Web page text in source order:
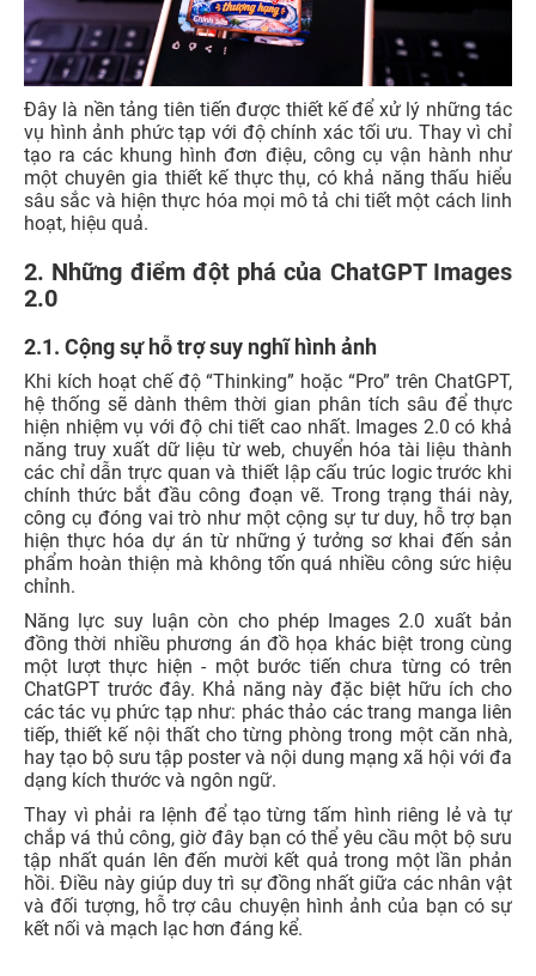
Đây là nền tảng tiên tiến được thiết kế để xử lý những tác
vụ hình ảnh phức tạp với độ chính xác tối ưu. Thay vì chỉ
tạo ra các khung hình đơn điệu, công cụ vận hành như
một chuyên gia thiết kế thực thụ, có khả năng thấu hiểu
sâu sắc và hiện thực hóa mọi mô tả chi tiết một cách linh
hoạt, hiệu quả.
2. Những điểm đột phá của ChatGPT Images
2.0
2.1. Cộng sự hỗ trợ suy nghĩ hình ảnh
Khi kích hoạt chế độ “Thinking” hoặc “Pro” trên ChatGPT,
hệ thống sẽ dành thêm thời gian phân tích sâu để thực
hiện nhiệm vụ với độ chi tiết cao nhất. Images 2.0 có khả
năng truy xuất dữ liệu từ web, chuyển hóa tài liệu thành
các chỉ dẫn trực quan và thiết lập cấu trúc logic trước khi
chính thức bắt đầu công đoạn vẽ. Trong trạng thái này,
công cụ đóng vai trò như một cộng sự tư duy, hỗ trợ bạn
hiện thực hóa dự án từ những ý tưởng sơ khai đến sản
phẩm hoàn thiện mà không tốn quá nhiều công sức hiệu
chỉnh.
Năng lực suy luận còn cho phép Images 2.0 xuất bản
đồng thời nhiều phương án đồ họa khác biệt trong cùng
một lượt thực hiện - một bước tiến chưa từng có trên
ChatGPT trước đây. Khả năng này đặc biệt hữu ích cho
các tác vụ phức tạp như: phác thảo các trang manga liên
tiếp, thiết kế nội thất cho từng phòng trong một căn nhà,
hay tạo bộ sưu tập poster và nội dung mạng xã hội với đa
dạng kích thước và ngôn ngữ.
Thay vì phải ra lệnh để tạo từng tấm hình riêng lẻ và tự
chắp vá thủ công, giờ đây bạn có thể yêu cầu một bộ sưu
tập nhất quán lên đến mười kết quả trong một lần phản
hồi. Điều này giúp duy trì sự đồng nhất giữa các nhân vật
và đối tượng, hỗ trợ câu chuyện hình ảnh của bạn có sự
kết nối và mạch lạc hơn đáng kể.